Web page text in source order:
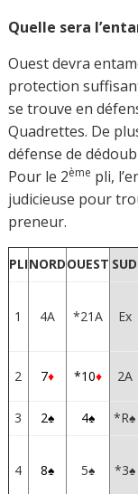
Quelle sera
Ouest devra
protection
se trouve en
Quadrettes. De
défense de
Pour le 2ème pli,
judicieuse pour
preneur.
PLINORDOUEST SUD
1 4A *21A Ex
2 7♦ *10♦ 2A
3
2♠ 4♠ *R♠
4 8♠ 5♠ *3♠